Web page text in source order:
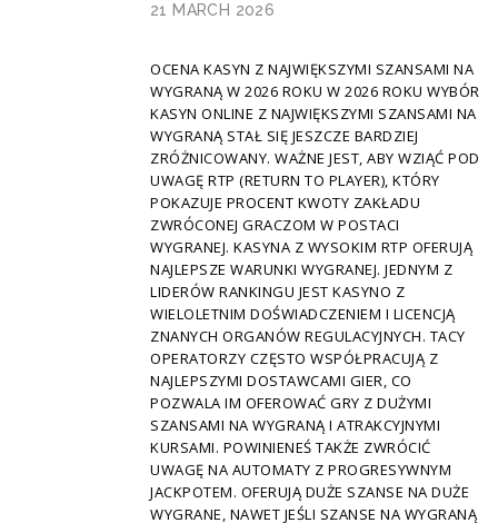
21 MARCH 2026
OCENA KASYN Z NAJWIĘKSZYMI SZANSAMI NA
WYGRANĄ W 2026 ROKU W 2026 ROKU WYBÓR
KASYN ONLINE Z NAJWIĘKSZYMI SZANSAMI NA
WYGRANĄ STAŁ SIĘ JESZCZE BARDZIEJ
ZRÓŻNICOWANY. WAŻNE JEST, ABY WZIĄĆ POD
UWAGĘ RTP (RETURN TO PLAYER), KTÓRY
POKAZUJE PROCENT KWOTY ZAKŁADU
ZWRÓCONEJ GRACZOM W POSTACI
WYGRANEJ. KASYNA Z WYSOKIM RTP OFERUJĄ
NAJLEPSZE WARUNKI WYGRANEJ. JEDNYM Z
LIDERÓW RANKINGU JEST KASYNO Z
WIELOLETNIM DOŚWIADCZENIEM I LICENCJĄ
ZNANYCH ORGANÓW REGULACYJNYCH. TACY
OPERATORZY CZĘSTO WSPÓŁPRACUJĄ Z
NAJLEPSZYMI DOSTAWCAMI GIER, CO
POZWALA IM OFEROWAĆ GRY Z DUŻYMI
SZANSAMI NA WYGRANĄ I ATRAKCYJNYMI
KURSAMI. POWINIENEŚ TAKŻE ZWRÓCIĆ
UWAGĘ NA AUTOMATY Z PROGRESYWNYM
JACKPOTEM. OFERUJĄ DUŻE SZANSE NA DUŻE
WYGRANE, NAWET JEŚLI SZANSE NA WYGRANĄ